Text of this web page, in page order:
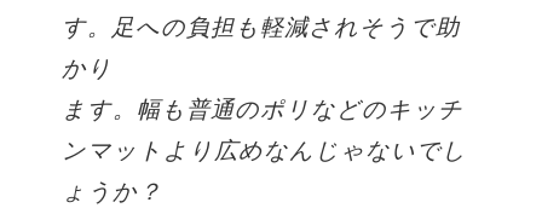
す。足への負担も軽減されそうで助
かり
ます。幅も普通のポリなどのキッチ
ンマットより広めなんじゃないでし
ょうか？